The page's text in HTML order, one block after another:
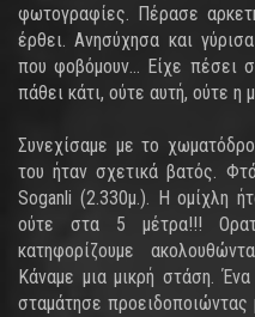
φωτογραφίες. Πέρασε
έρθει. Ανησύχησα και
που φοβόμουν… Είχε πέσει
πάθει κάτι, ούτε αυτή, ούτε η
Συνεχίσαμε με το
του ήταν σχετικά βατός.
Soganli (2.330μ.). Η ομίχλη
ούτε στα 5 μέτρα!!!
κατηφορίζουμε
Κάναμε μια μικρή στάση. Ένα
σταμάτησε